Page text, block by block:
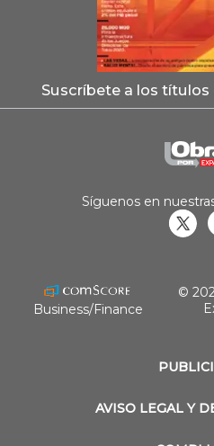
Suscríbete a los títulos
AVISO LEGAL Y
Síguenos en
Business/Finance
©